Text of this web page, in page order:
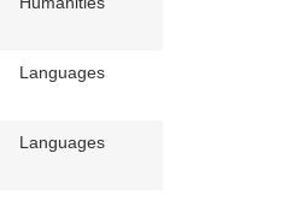
Languages
Languages